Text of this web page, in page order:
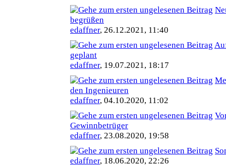
begrüßen
edaffner, 26.12.2021, 11:40
geplant
edaffner, 19.07.2021, 18:17
den Ingenieuren
edaffner, 04.10.2020, 11:02
Gewinnbetrüger
edaffner, 23.08.2020, 19:58
edaffner, 18.06.2020, 22:26